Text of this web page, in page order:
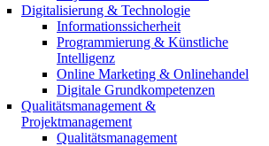
Digitalisierung & Technologie
Informationssicherheit
Programmierung & Künstliche
Intelligenz
Online Marketing & Onlinehandel
Digitale Grundkompetenzen
Qualitätsmanagement &
Projektmanagement
Qualitätsmanagement